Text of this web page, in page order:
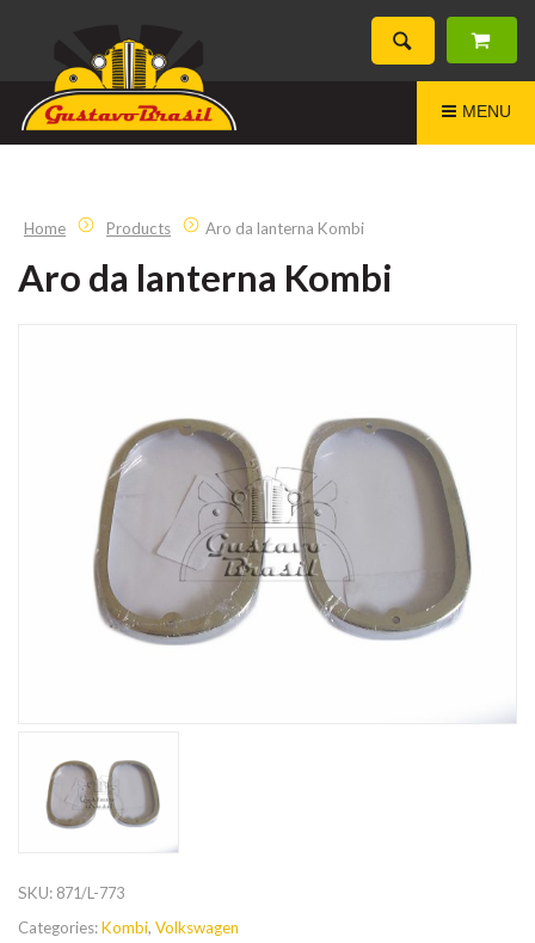
MENU
Home Products Aro da lanterna Kombi
Aro da lanterna Kombi
SKU: 871/L-773
Categories:Kombi, Volkswagen